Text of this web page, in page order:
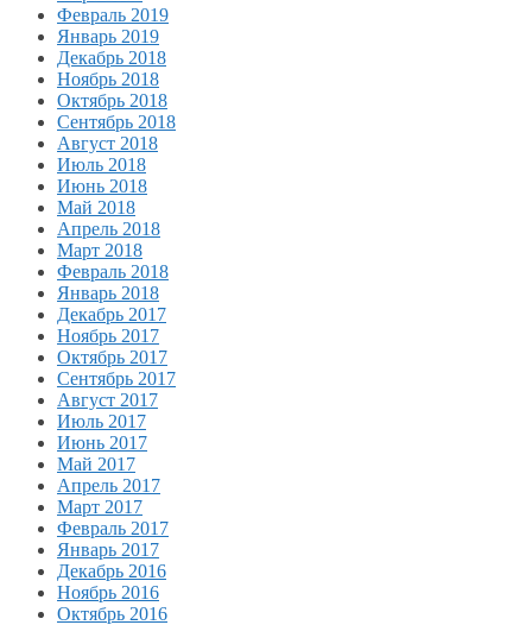
Февраль 2019
Январь 2019
Декабрь 2018
Ноябрь 2018
Октябрь 2018
Сентябрь 2018
Август 2018
Июль 2018
Июнь 2018
Май 2018
Апрель 2018
Март 2018
Февраль 2018
Январь 2018
Декабрь 2017
Ноябрь 2017
Октябрь 2017
Сентябрь 2017
Август 2017
Июль 2017
Июнь 2017
Май 2017
Апрель 2017
Март 2017
Февраль 2017
Январь 2017
Декабрь 2016
Ноябрь 2016
Октябрь 2016